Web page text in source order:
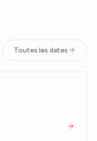
Toutes les dates